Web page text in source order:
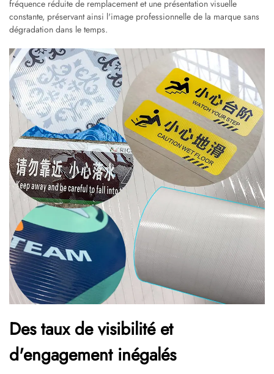
fréquence réduite de remplacement et une présentation visuelle
constante, préservant ainsi l'image professionnelle de la marque sans
dégradation dans le temps.
Des taux de visibilité et
d'engagement inégalés